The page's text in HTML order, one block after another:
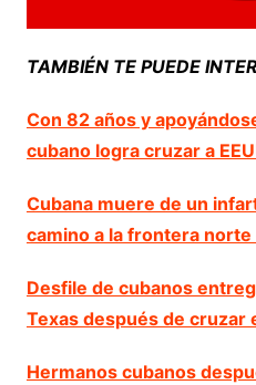
TAMBIÉN TE PUEDE
Con 82 años y
cubano logra cruzar a
Cubana muere de un
camino a la frontera
Desfile de cubanos
Texas después de cruzar
Hermanos cubanos